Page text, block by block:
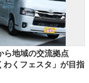
ら地域の交流拠点
くフェスタ」が目指